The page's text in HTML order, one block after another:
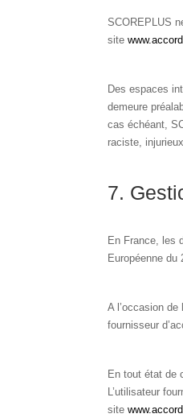
SCOREPLUS
site
Des espaces
demeure
cas échéant,
raciste,
7.
En France, les
Européenne du
A l’occasion
fournisseur
En tout état de
L’utilisateur
site